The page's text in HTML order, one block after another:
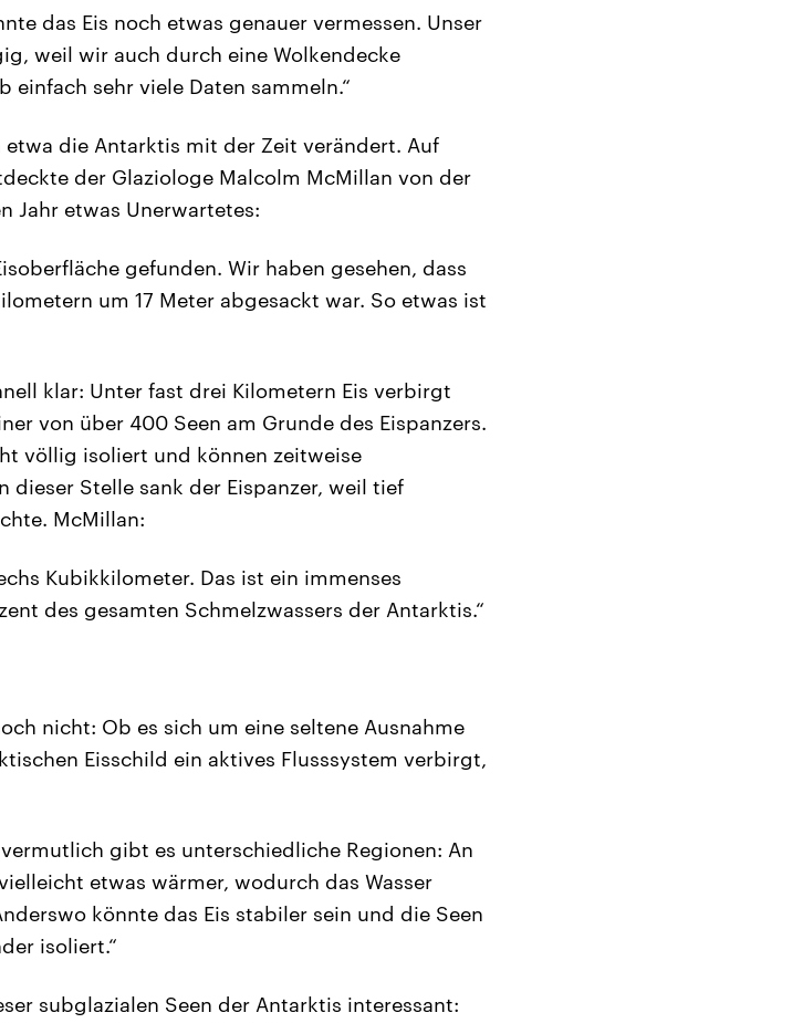
das Eis noch etwas genauer vermessen. Unser
weil wir auch durch eine Wolkendecke
sehr viele Daten sammeln.“
die Antarktis mit der Zeit verändert. Auf
der Glaziologe Malcolm McMillan von der
Jahr etwas Unerwartetes:
gefunden. Wir haben gesehen, dass
um 17 Meter abgesackt war. So etwas ist
klar: Unter fast drei Kilometern Eis verbirgt
von über 400 Seen am Grunde des Eispanzers.
völlig isoliert und können zeitweise
dieser Stelle sank der Eispanzer, weil tief
McMillan:
Kubikkilometer. Das ist ein immenses
des gesamten Schmelzwassers der Antarktis.“
nicht: Ob es sich um eine seltene Ausnahme
Eisschild ein aktives Flusssystem verbirgt,
gibt es unterschiedliche Regionen: An
etwas wärmer, wodurch das Wasser
könnte das Eis stabiler sein und die Seen
isoliert.“
subglazialen Seen der Antarktis interessant: